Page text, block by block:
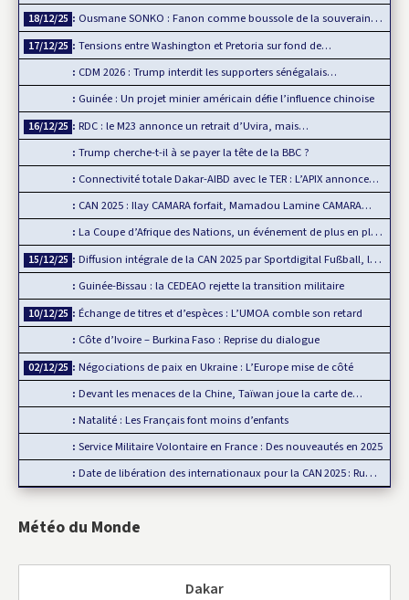
18/12/25 Ousmane SONKO : Fanon comme boussole de la souveraineté…
17/12/25
Tensions entre Washington et Pretoria sur fond de…
CDM 2026 : Trump interdit les supporters sénégalais…
Guinée : Un projet minier américain défie l’influence chinoise
16/12/25
RDC : le M23 annonce un retrait d’Uvira, mais…
Trump cherche-t-il à se payer la tête de la BBC ?
Connectivité totale Dakar-AIBD avec le TER : L’APIX annonce…
CAN 2025 : Ilay CAMARA forfait, Mamadou Lamine CAMARA…
La Coupe d’Afrique des Nations, un événement de plus en plus…
15/12/25
Diffusion intégrale de la CAN 2025 par Sportdigital Fußball, le…
Guinée-Bissau : la CEDEAO rejette la transition militaire
10/12/25
Échange de titres et d’espèces : L’UMOA comble son retard
Côte d’Ivoire – Burkina Faso : Reprise du dialogue
02/12/25
Négociations de paix en Ukraine : L’Europe mise de côté
Devant les menaces de la Chine, Taïwan joue la carte de…
Natalité : Les Français font moins d’enfants
Service Militaire Volontaire en France : Des nouveautés en 2025
Date de libération des internationaux pour la CAN 2025 : Rumeur ou…
Météo du Monde
Dakar